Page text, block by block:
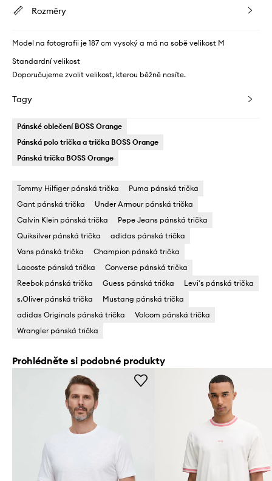
Rozměry
Model na fotografii je 187 cm vysoký a má na sobě velikost M
Standardní velikost
Doporučujeme zvolit velikost, kterou běžně nosíte.
Tagy
Pánské oblečení BOSS Orange
Pánská polo trička a trička BOSS Orange
Pánská trička BOSS Orange
Tommy Hilfiger pánská trička
Puma pánská trička
Gant pánská trička
Under Armour pánská trička
Calvin Klein pánská trička
Pepe Jeans pánská trička
Quiksilver pánská trička
adidas pánská trička
Vans pánská trička
Champion pánská trička
Lacoste pánská trička
Converse pánská trička
Reebok pánská trička
Guess pánská trička
Levi's pánská trička
s.Oliver pánská trička
Mustang pánská trička
adidas Originals pánská trička
Volcom pánská trička
Wrangler pánská trička
Prohlédněte si podobné produkty